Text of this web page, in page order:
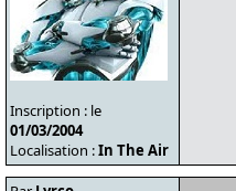
Inscription : le
01/03/2004
Localisation :In The Air